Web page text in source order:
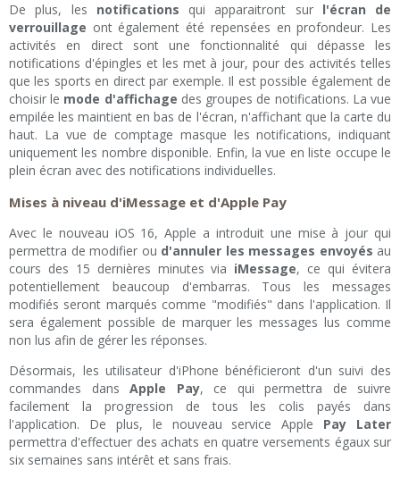
De plus, les notifications qui apparaitront sur l'écran de
verrouillage ont également été repensées en profondeur. Les
activités en direct sont une fonctionnalité qui dépasse les
notifications d'épingles et les met à jour, pour des activités telles
que les sports en direct par exemple. Il est possible également de
choisir le mode d'affichage des groupes de notifications. La vue
empilée les maintient en bas de l'écran, n'affichant que la carte du
haut. La vue de comptage masque les notifications, indiquant
uniquement les nombre disponible. Enfin, la vue en liste occupe le
plein écran avec des notifications individuelles.
Mises à niveau d'iMessage et d'Apple Pay
Avec le nouveau iOS 16, Apple a introduit une mise à jour qui
permettra de modifier ou d'annuler les messages envoyés au
cours des 15 dernières minutes via iMessage, ce qui évitera
potentiellement beaucoup d'embarras. Tous les messages
modifiés seront marqués comme "modifiés" dans l'application. Il
sera également possible de marquer les messages lus comme
non lus afin de gérer les réponses.
Désormais, les utilisateur d'iPhone bénéficieront d'un suivi des
commandes dans Apple Pay, ce qui permettra de suivre
facilement la progression de tous les colis payés dans
l'application. De plus, le nouveau service Apple Pay Later
permettra d'effectuer des achats en quatre versements égaux sur
six semaines sans intérêt et sans frais.